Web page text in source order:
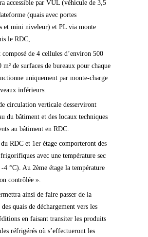
accessible par VUL (véhicule de 3,5
(quais avec portes
et mini niveleur) et PL via monte
le RDC,
composé de 4 cellules d’environ 500
m² de surfaces de bureaux pour chaque
uniquement par monte-charge
inférieurs.
circulation verticale desserviront
du bâtiment et des locaux techniques
au bâtiment en RDC.
RDC et 1er étage comporteront des
avec une température sec
4 °C). Au 2ème étage la température
contrôlée ».
ainsi de faire passer de la
quais de déchargement vers les
en faisant transiter les produits
réfrigérés où s’effectueront les